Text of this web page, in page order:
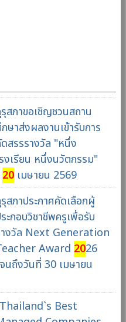
สภาขอเชิญชวนสถาน
ษาส่งผลงานเข้ารับการ
สรรรางวัล "หนึ่ง
งเรียน หนึ่งนวัตกรรม"
20 เมษายน 2569
สภาประกาศคัดเลือกผู้
ะกอบวิชาชีพครูเพื่อรับ
งวัล Next Generation
Award 2026
นถึงวันที่ 30 เมษายน
Best